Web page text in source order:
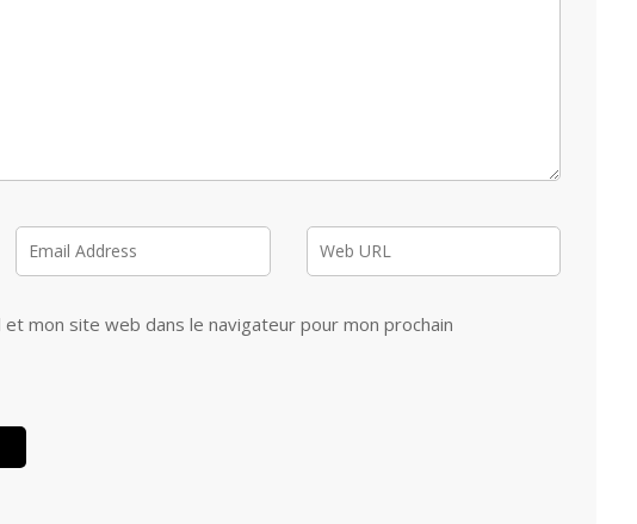
mon site web dans le navigateur pour mon prochain